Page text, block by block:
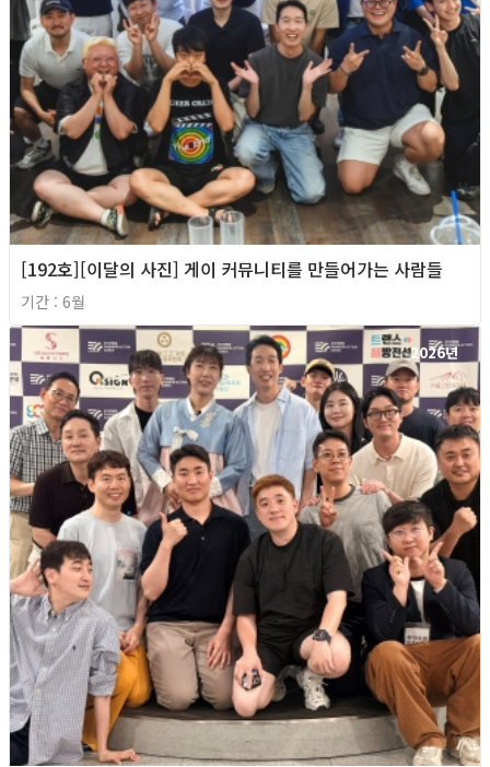
[192호][이달의 사진] 게이 커뮤니티를 만들어가는 사람들
기간 : 6월
2026년